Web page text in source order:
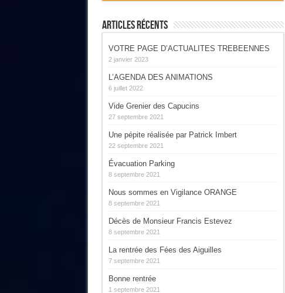
Articles Récents
VOTRE PAGE D’ACTUALITES TREBEENNES
2 janvier 2023
L’AGENDA DES ANIMATIONS
6 juillet 2022
Vide Grenier des Capucins
27 septembre 2021
Une pépite réalisée par Patrick Imbert
22 septembre 2021
Évacuation Parking
8 septembre 2021
Nous sommes en Vigilance ORANGE
8 septembre 2021
Décès de Monsieur Francis Estevez
8 septembre 2021
La rentrée des Fées des Aiguilles
7 septembre 2021
Bonne rentrée
1 septembre 2021